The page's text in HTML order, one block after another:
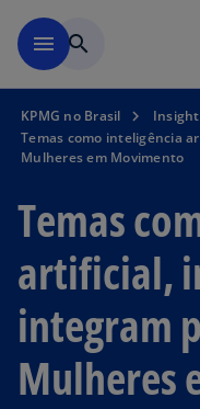
menu search
KPMG no Brasil
Temas como inteligência
Mulheres em Movimento
Temas
artificial,
integram
Mulheres